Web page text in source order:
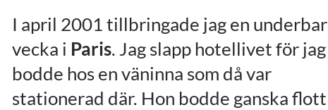
I april 2001 tillbringade jag en underbar
vecka i Paris. Jag slapp hotellivet för jag
bodde hos en väninna som då var
stationerad där. Hon bodde ganska flott